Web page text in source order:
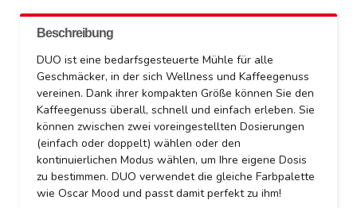
Beschreibung
DUO ist eine bedarfsgesteuerte Mühle für alle
Geschmäcker, in der sich Wellness und Kaffeegenuss
vereinen. Dank ihrer kompakten Größe können Sie den
Kaffeegenuss überall, schnell und einfach erleben. Sie
können zwischen zwei voreingestellten Dosierungen
(einfach oder doppelt) wählen oder den
kontinuierlichen Modus wählen, um Ihre eigene Dosis
zu bestimmen. DUO verwendet die gleiche Farbpalette
wie Oscar Mood und passt damit perfekt zu ihm!